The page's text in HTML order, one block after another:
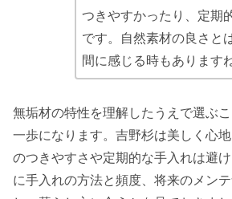
つきやすかったり、定期
です。自然素材の良さと
間に感じる時もありますね
無垢材の特性を理解したうえで選ぶ
一歩になります。吉野杉は美しく心
のつきやすさや定期的な手入れは避
に手入れの方法と頻度、将来のメン